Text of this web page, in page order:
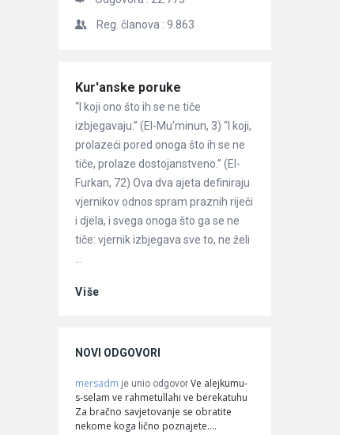
Reg. članova : 9.863
Članci
Kur'anske poruke
“I koji ono što ih se ne tiče
izbjegavaju.” (El-Mu'minun, 3) “I koji,
prolazeći pored onoga što ih se ne
tiče, prolaze dostojanstveno.” (El-
Furkan, 72) Ova dva ajeta definiraju
vjernikov odnos spram praznih riječi
i djela, i svega onoga što ga se ne
tiče: vjernik izbjegava sve to, ne želi
Više
NOVI ODGOVORI
mersadm je unio odgovor Ve alejkumu-
s-selam ve rahmetullahi ve berekatuhu
Za bračno savjetovanje se obratite
nekome koga lično poznajete.…